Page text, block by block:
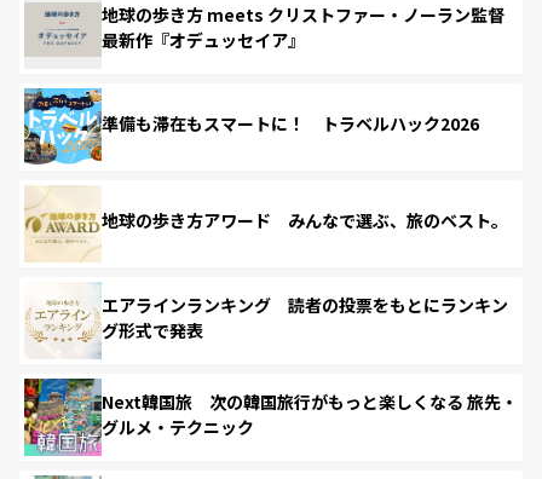
地球の歩き方 meets クリストファー・ノーラン監督
最新作『オデュッセイア』
準備も滞在もスマートに！ トラベルハック2026
地球の歩き方アワード みんなで選ぶ、旅のベスト。
エアラインランキング 読者の投票をもとにランキン
グ形式で発表
Next韓国旅 次の韓国旅行がもっと楽しくなる 旅先・
グルメ・テクニック